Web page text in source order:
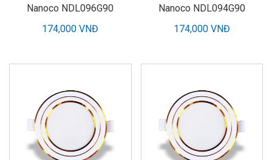
Nanoco NDL096G90
174,000 VNĐ
Nanoco NDL094G90
174,000 VNĐ